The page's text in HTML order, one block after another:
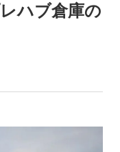
ハブ倉庫の